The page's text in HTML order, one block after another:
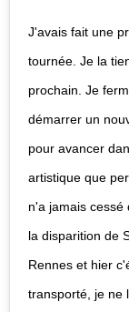
J'avais fait une
tournée. Je la
prochain. Je
démarrer un
pour avancer
artistique que
n'a jamais
la disparition de
Rennes et hier
transporté, je ne